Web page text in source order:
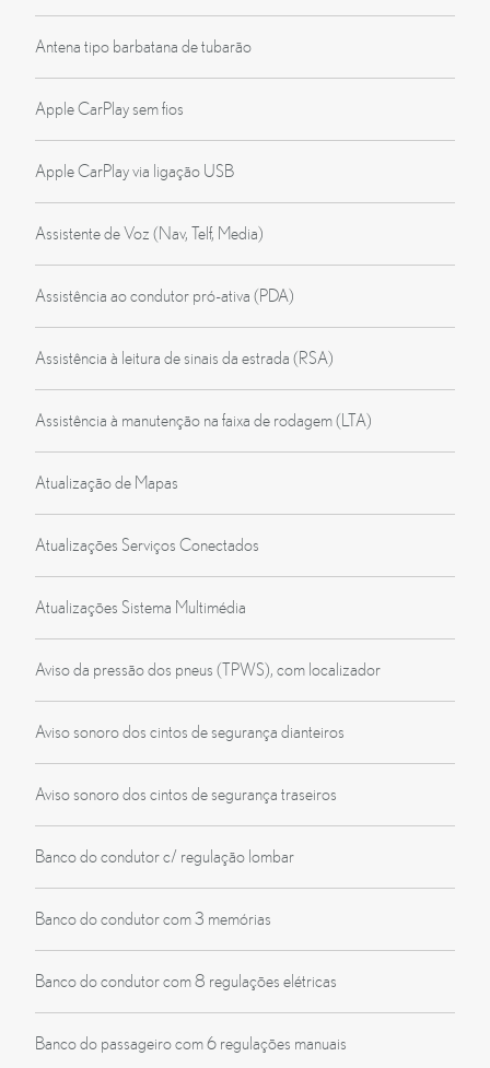
Antena tipo barbatana de tubarão
Apple CarPlay sem fios
Apple CarPlay via ligação USB
Assistente de Voz (Nav, Telf, Media)
Assistência ao condutor pró-ativa (PDA)
Assistência à leitura de sinais da estrada (RSA)
Assistência à manutenção na faixa de rodagem (LTA)
Atualização de Mapas
Atualizações Serviços Conectados
Atualizações Sistema Multimédia
Aviso da pressão dos pneus (TPWS), com localizador
Aviso sonoro dos cintos de segurança dianteiros
Aviso sonoro dos cintos de segurança traseiros
Banco do condutor c/ regulação lombar
Banco do condutor com 3 memórias
Banco do condutor com 8 regulações elétricas
Banco do passageiro com 6 regulações manuais